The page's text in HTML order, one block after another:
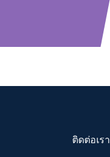
ติดต่อเรา